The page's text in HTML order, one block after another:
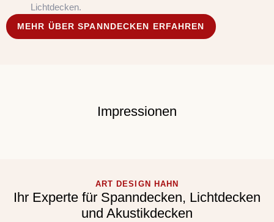
Lichtdecken.
MEHR ÜBER SPANNDECKEN ERFAHREN
Impressionen
ART DESIGN HAHN
Ihr Experte für Spanndecken, Lichtdecken
und Akustikdecken